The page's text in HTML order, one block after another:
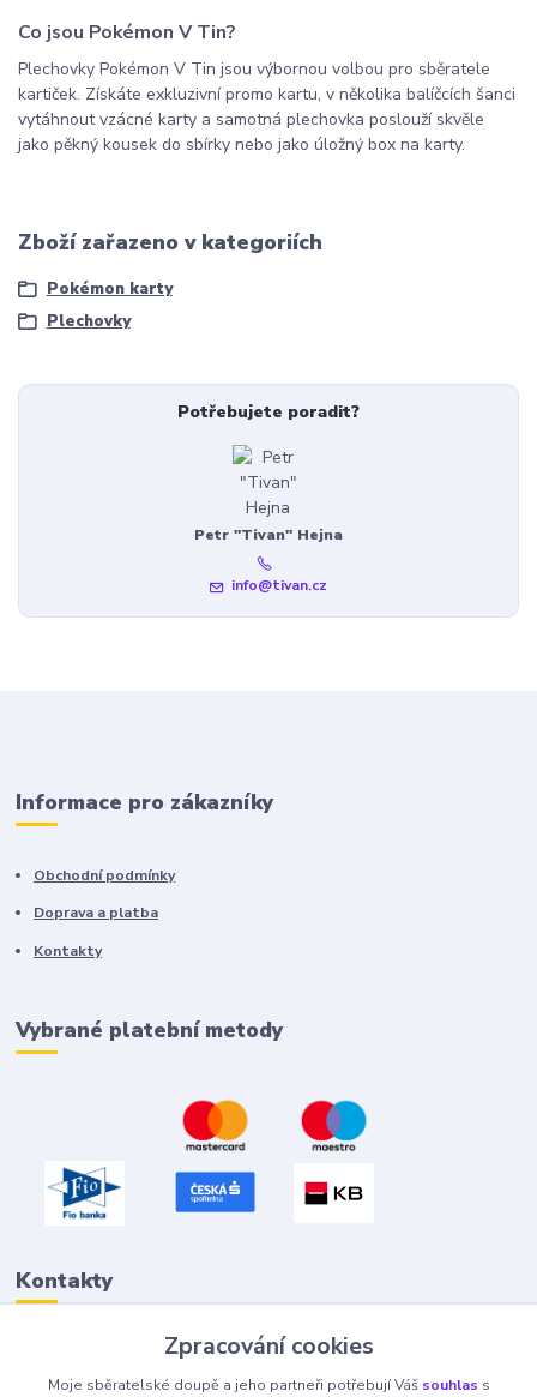
Co jsou Pokémon V Tin?
Plechovky Pokémon V Tin jsou výbornou volbou pro sběratele
kartiček. Získáte exkluzivní promo kartu, v několika balíčcích šanci
vytáhnout vzácné karty a samotná plechovka poslouží skvěle
jako pěkný kousek do sbírky nebo jako úložný box na karty.
Zboží zařazeno v kategoriích
Pokémon karty
Plechovky
Potřebujete poradit?
Petr "Tivan" Hejna
info@tivan.cz
Informace pro zákazníky
Obchodní podmínky
Doprava a platba
Kontakty
Vybrané platební metody
Kontakty
info@tivan.cz
Zpracování cookies
Moje sběratelské doupě a jeho partneři potřebují Váš souhlas s